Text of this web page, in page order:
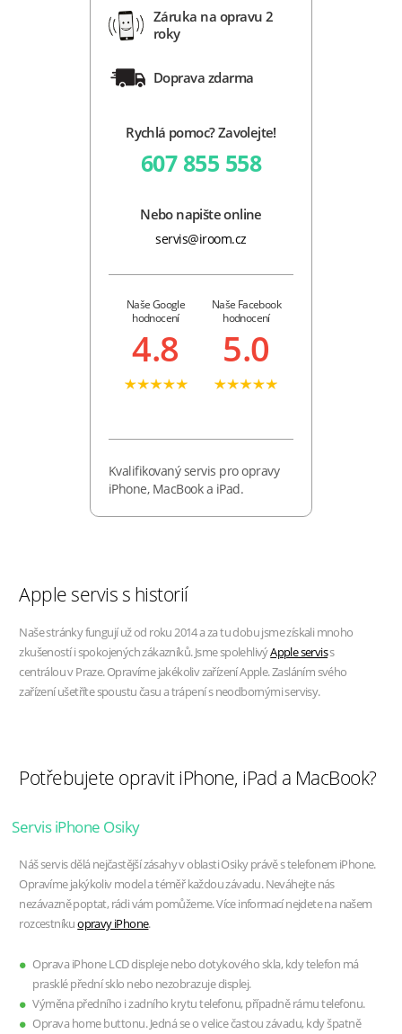
Záruka na opravu 2
roky
Doprava zdarma
Rychlá pomoc? Zavolejte!
607 855 558
Nebo napište online
servis@iroom.cz
Naše Google
hodnocení
4.8
Naše Facebook
hodnocení
5.0
Kvalifikovaný servis pro opravy
iPhone, MacBook a iPad.
Apple servis s historií
Naše stránky fungují už od roku 2014 a za tu dobu jsme získali mnoho
zkušeností i spokojených zákazníků. Jsme spolehlivýApple serviss
centrálou v Praze. Opravíme jakékoliv zařízení Apple. Zasláním svého
zařízení ušetříte spoustu času a trápení s neodbornými servisy.
Potřebujete opravit iPhone, iPad a MacBook?
Servis iPhone Osiky
Náš servis dělá nejčastější zásahy v oblasti Osiky právě s telefonem iPhone.
Opravíme jakýkoliv model a téměř každou závadu. Neváhejte nás
nezávazně poptat, rádi vám pomůžeme. Více informací nejdete na našem
rozcestníkuopravy iPhone.
Oprava iPhone LCD displeje nebo dotykového skla, kdy telefon má
prasklé přední sklo nebo nezobrazuje displej.
Výměna předního i zadního krytu telefonu, případně rámu telefonu.
Oprava home buttonu. Jedná se o velice častou závadu, kdy špatně